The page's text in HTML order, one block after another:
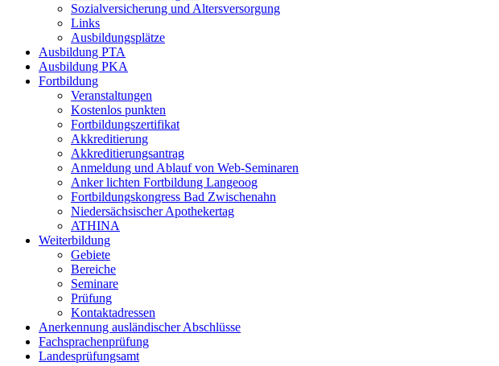
Sozialversicherung und Altersversorgung
Links
Ausbildungsplätze
Ausbildung PTA
Ausbildung PKA
Fortbildung
Veranstaltungen
Kostenlos punkten
Fortbildungszertifikat
Akkreditierung
Akkreditierungsantrag
Anmeldung und Ablauf von Web-Seminaren
Anker lichten Fortbildung Langeoog
Fortbildungskongress Bad Zwischenahn
Niedersächsischer Apothekertag
ATHINA
Weiterbildung
Gebiete
Bereiche
Seminare
Prüfung
Kontaktadressen
Anerkennung ausländischer Abschlüsse
Fachsprachenprüfung
Landesprüfungsamt